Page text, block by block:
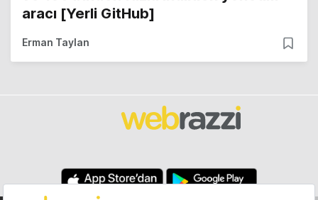
aracı [Yerli GitHub]
Erman Taylan